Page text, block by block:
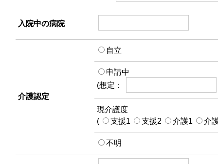
入院中の病院
介護認定
自立
申請中
(想定：
現介護度
(
支援1 支援2 介護1 介
不明